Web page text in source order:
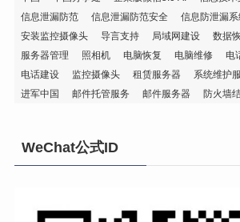
信息泄漏防范
信息泄漏防范安全 信息防泄漏
安装监控摄像头
导言支持 局域网建设 数据
服务器管理
照相机 电脑恢复 电脑维修 电
电话建设
监控摄像头 租赁服务器 系统维护
进军中国
邮件托管服务 邮件服务器 防火墙
WeChat公式ID